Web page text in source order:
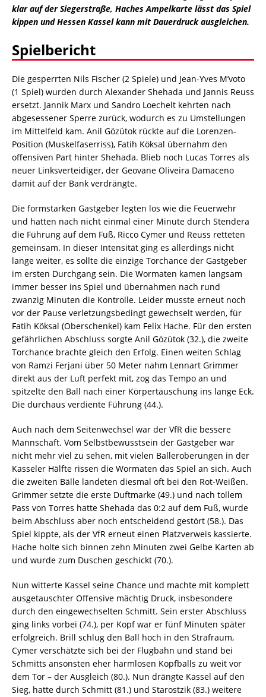
klar auf der Siegerstraße, Haches Ampelkarte lässt das Spiel
kippen und Hessen Kassel kann mit Dauerdruck ausgleichen.
Spielbericht
Die gesperrten Nils Fischer (2 Spiele) und Jean-Yves M’voto
(1 Spiel) wurden durch Alexander Shehada und Jannis Reuss
ersetzt. Jannik Marx und Sandro Loechelt kehrten nach
abgesessener Sperre zurück, wodurch es zu Umstellungen
im Mittelfeld kam. Anil Gözütok rückte auf die Lorenzen-
Position (Muskelfaserriss), Fatih Köksal übernahm den
offensiven Part hinter Shehada. Blieb noch Lucas Torres als
neuer Linksverteidiger, der Geovane Oliveira Damaceno
damit auf der Bank verdrängte.
Die formstarken Gastgeber legten los wie die Feuerwehr
und hatten nach nicht einmal einer Minute durch Stendera
die Führung auf dem Fuß, Ricco Cymer und Reuss retteten
gemeinsam. In dieser Intensität ging es allerdings nicht
lange weiter, es sollte die einzige Torchance der Gastgeber
im ersten Durchgang sein. Die Wormaten kamen langsam
immer besser ins Spiel und übernahmen nach rund
zwanzig Minuten die Kontrolle. Leider musste erneut noch
vor der Pause verletzungsbedingt gewechselt werden, für
Fatih Köksal (Oberschenkel) kam Felix Hache. Für den ersten
gefährlichen Abschluss sorgte Anil Gözütok (32.), die zweite
Torchance brachte gleich den Erfolg. Einen weiten Schlag
von Ramzi Ferjani über 50 Meter nahm Lennart Grimmer
direkt aus der Luft perfekt mit, zog das Tempo an und
spitzelte den Ball nach einer Körpertäuschung ins lange Eck.
Die durchaus verdiente Führung (44.).
Auch nach dem Seitenwechsel war der VfR die bessere
Mannschaft. Vom Selbstbewusstsein der Gastgeber war
nicht mehr viel zu sehen, mit vielen Balleroberungen in der
Kasseler Hälfte rissen die Wormaten das Spiel an sich. Auch
die zweiten Bälle landeten diesmal oft bei den Rot-Weißen.
Grimmer setzte die erste Duftmarke (49.) und nach tollem
Pass von Torres hatte Shehada das 0:2 auf dem Fuß, wurde
beim Abschluss aber noch entscheidend gestört (58.). Das
Spiel kippte, als der VfR erneut einen Platzverweis kassierte.
Hache holte sich binnen zehn Minuten zwei Gelbe Karten ab
und wurde zum Duschen geschickt (70.).
Nun witterte Kassel seine Chance und machte mit komplett
ausgetauschter Offensive mächtig Druck, insbesondere
durch den eingewechselten Schmitt. Sein erster Abschluss
ging links vorbei (74.), per Kopf war er fünf Minuten später
erfolgreich. Brill schlug den Ball hoch in den Strafraum,
Cymer verschätzte sich bei der Flugbahn und stand bei
Schmitts ansonsten eher harmlosen Kopfballs zu weit vor
dem Tor – der Ausgleich (80.). Nun drängte Kassel auf den
Sieg, hatte durch Schmitt (81.) und Starostzik (83.) weitere